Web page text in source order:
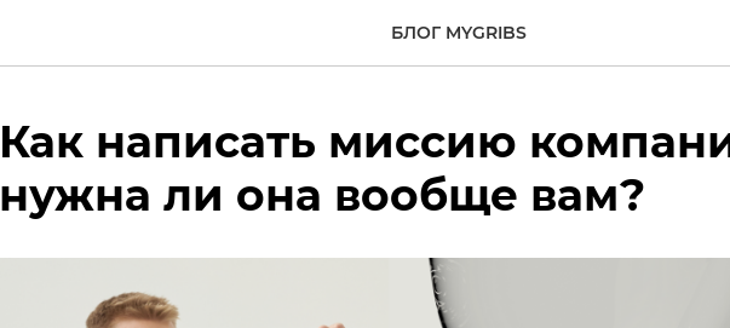
БЛОГ MYGRIBS
Как написать миссию
нужна ли она вообще вам?